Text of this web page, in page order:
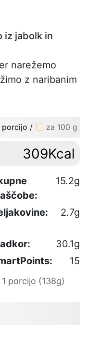
iz jabolk in
narežemo
z naribanim
porcijo / za 100 g
309Kcal
15.2g
2.7g
30.1g
15
porcijo (138g)